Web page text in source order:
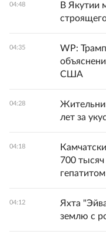
04:48
В Якутии
04:35
WP:
США
04:28
лет за
04:18
700 тысяч
гепатитом
04:12
Яхта
землю с